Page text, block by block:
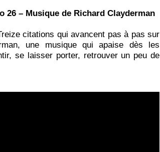
26 – Musique de Richard Clayderman
citations qui avancent pas à pas sur
une musique qui apaise dès les
se laisser porter, retrouver un peu de